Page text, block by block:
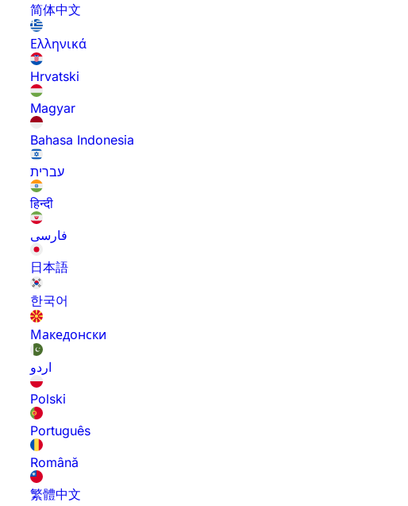
简体中文
Ελληνικά
Hrvatski
Magyar
Bahasa Indonesia
עברית
हिन्दी
فارسی
日本語
한국어
Македонски
اردو
Polski
Português
Română
繁體中文